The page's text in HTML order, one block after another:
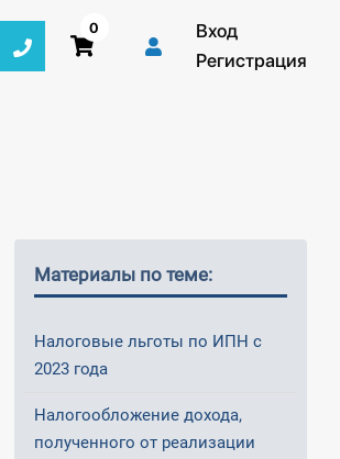
0
Вход
Регистрация
Материалы по теме:
Налоговые льготы по ИПН с
2023 года
Налогообложение дохода,
полученного от реализации